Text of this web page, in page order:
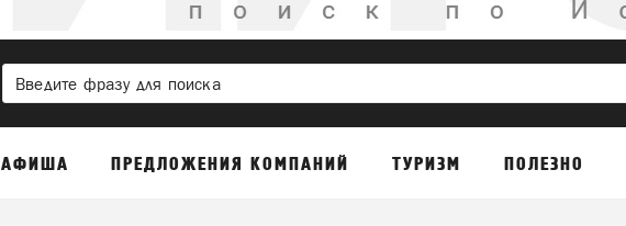
АФИША ПРЕДЛОЖЕНИЯ КОМПАНИЙ ТУРИЗМ ПОЛЕЗНО